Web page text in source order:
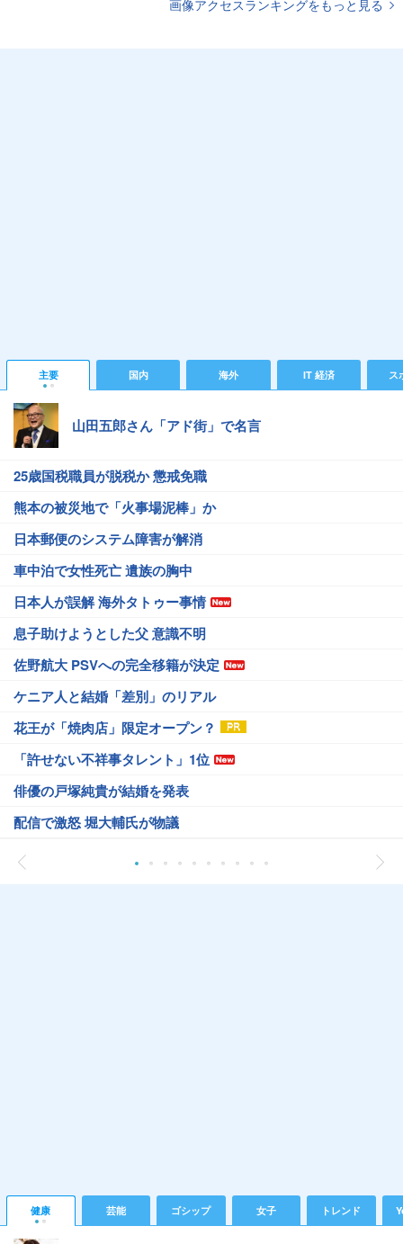
画像アクセスランキングをもっと見る
主要 国内 海外 IT 経済 ス
山田五郎さん「アド街」で名言
25歳国税職員が脱税か 懲戒免職
熊本の被災地で「火事場泥棒」か
日本郵便のシステム障害が解消
車中泊で女性死亡 遺族の胸中
日本人が誤解 海外タトゥー事情
息子助けようとした父 意識不明
佐野航大 PSVへの完全移籍が決定
ケニア人と結婚「差別」のリアル
花王が「焼肉店」限定オープン？
「許せない不祥事タレント」1位
俳優の戸塚純貴が結婚を発表
配信で激怒 堀大輔氏が物議
健康 芸能 ゴシップ 女子 トレンド